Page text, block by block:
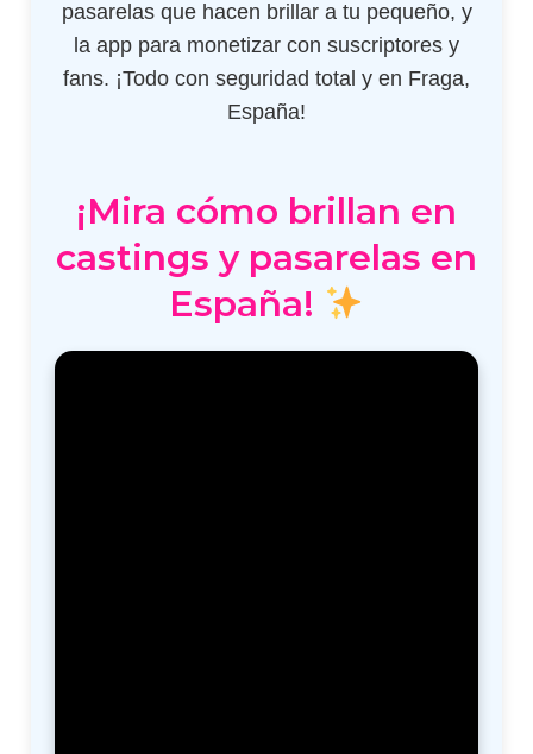
pasarelas que hacen brillar a tu pequeño, y
la app para monetizar con suscriptores y
fans. ¡Todo con seguridad total y en Fraga,
España!
¡Mira cómo brillan en
castings y pasarelas en
España!